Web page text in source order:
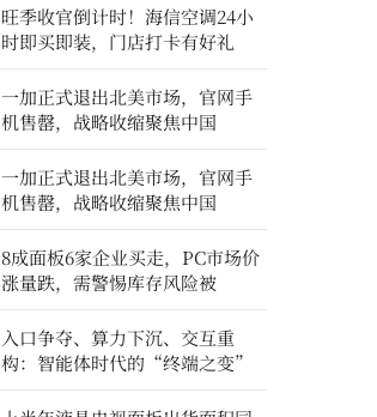
旺季收官倒计时！海信空调24小
时即买即装，门店打卡有好礼
一加正式退出北美市场，官网手
机售罄，战略收缩聚焦中国
一加正式退出北美市场，官网手
机售罄，战略收缩聚焦中国
8成面板6家企业买走，PC市场价
涨量跌，需警惕库存风险被
入口争夺、算力下沉、交互重
构：智能体时代的“终端之变”